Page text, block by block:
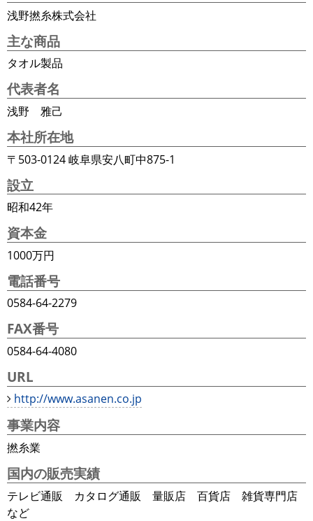
浅野撚糸株式会社
主な商品
タオル製品
代表者名
浅野 雅己
本社所在地
〒503-0124 岐阜県安八町中875-1
設立
昭和42年
資本金
1000万円
電話番号
0584-64-2279
FAX番号
0584-64-4080
URL
http://www.asanen.co.jp
事業内容
撚糸業
国内の販売実績
テレビ通販 カタログ通販 量販店 百貨店 雑貨専門店
など